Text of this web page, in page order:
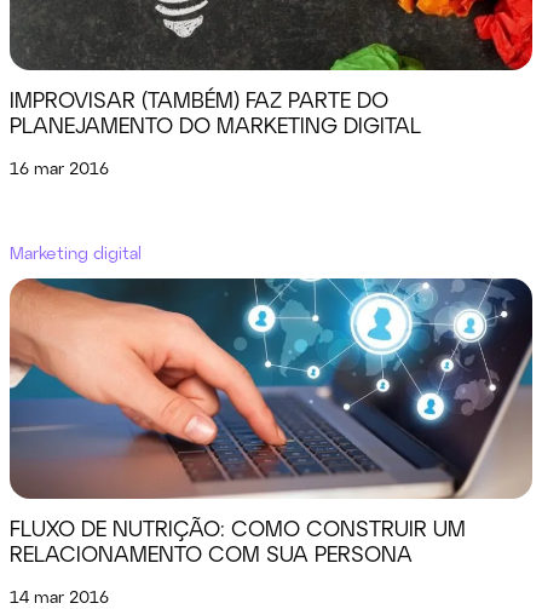
IMPROVISAR (TAMBÉM) FAZ PARTE DO
PLANEJAMENTO DO MARKETING DIGITAL
16 mar 2016
Marketing digital
FLUXO DE NUTRIÇÃO: COMO CONSTRUIR UM
RELACIONAMENTO COM SUA PERSONA
14 mar 2016